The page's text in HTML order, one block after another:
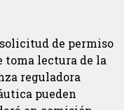
solicitud de permiso
toma lectura de la
reguladora
pueden